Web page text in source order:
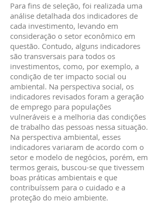
Para fins de seleção, foi realizada uma
análise detalhada dos indicadores de
cada investimento, levando em
consideração o setor econômico em
questão. Contudo, alguns indicadores
são transversais para todos os
investimentos, como, por exemplo, a
condição de ter impacto social ou
ambiental. Na perspectiva social, os
indicadores revisados foram a geração
de emprego para populações
vulneráveis e a melhoria das condições
de trabalho das pessoas nessa situação.
Na perspectiva ambiental, esses
indicadores variaram de acordo com o
setor e modelo de negócios, porém, em
termos gerais, buscou-se que tivessem
boas práticas ambientais e que
contribuíssem para o cuidado e a
proteção do meio ambiente.